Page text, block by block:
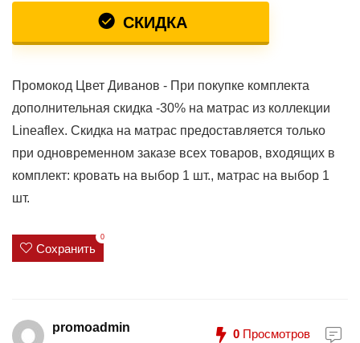
СКИДКА
Промокод Цвет Диванов - При покупке комплекта
дополнительная скидка -30% на матрас из коллекции
Lineaflex. Скидка на матрас предоставляется только
при одновременном заказе всех товаров, входящих в
комплект: кровать на выбор 1 шт., матрас на выбор 1
шт.
Сохранить
0
promoadmin 0 Просмотров